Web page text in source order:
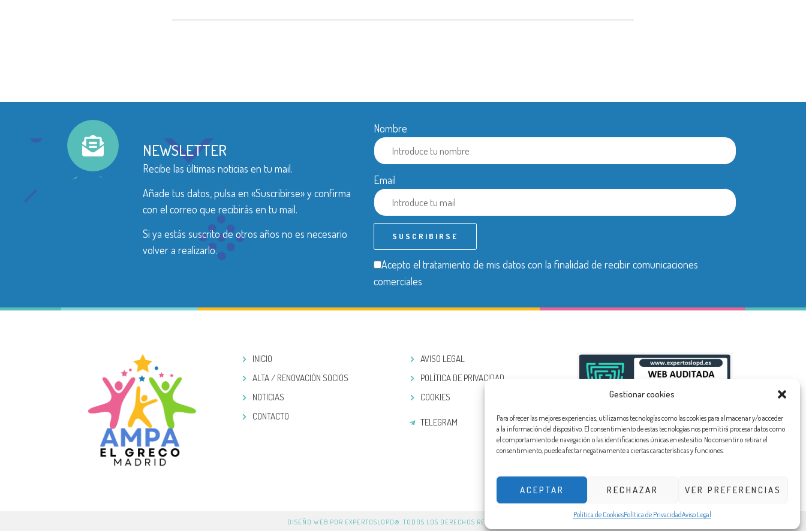
Gestionar cookies
Para ofrecer las mejores experiencias, utilizamos tecnologías como las cookies para almacenar y/o acceder
a la información del dispositivo. El consentimiento de estas tecnologías nos permitirá procesar datos como
el comportamiento de navegación o las identificaciones únicas en este sitio. No consentir o retirar el
consentimiento, puede afectar negativamente a ciertas características y funciones.
ACEPTAR RECHAZAR VER PREFERENCIAS
Política de CookiesPolítica de PrivacidadAviso Legal
NEWSLETTER
Recibe las últimas noticias en tu mail.
Añade tus datos, pulsa en «Suscribirse» y confirma
con el correo que recibirás en tu mail.
Si ya estás suscrito de otros años no es necesario
volver a realizarlo.
Nombre
Email
Acepto el tratamiento de mis datos con la finalidad de recibir comunicaciones
comerciales
INICIO
ALTA / RENOVACIÓN SOCIOS
NOTICIAS
CONTACTO
AVISO LEGAL
POLÍTICA DE PRIVACIDAD
COOKIES
TELEGRAM
DISEÑO WEB POR EXPERTOSLOPD®. TODOS LOS DERECHOS RESERVADOS